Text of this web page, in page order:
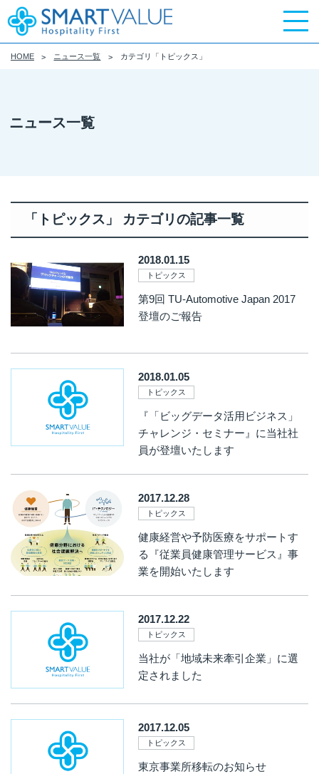
HOME ニュース一覧 カテゴリ「トピックス」
ニュース一覧
「トピックス」 カテゴリの記事一覧
2018.01.15
トピックス
第9回 TU-Automotive Japan 2017
登壇のご報告
2018.01.05
トピックス
『「ビッグデータ活用ビジネス」
チャレンジ・セミナー』に当社社
員が登壇いたします
2017.12.28
トピックス
健康経営や予防医療をサポートす
る『従業員健康管理サービス』事
業を開始いたします
2017.12.22
トピックス
当社が「地域未来牽引企業」に選
定されました
2017.12.05
トピックス
東京事業所移転のお知らせ